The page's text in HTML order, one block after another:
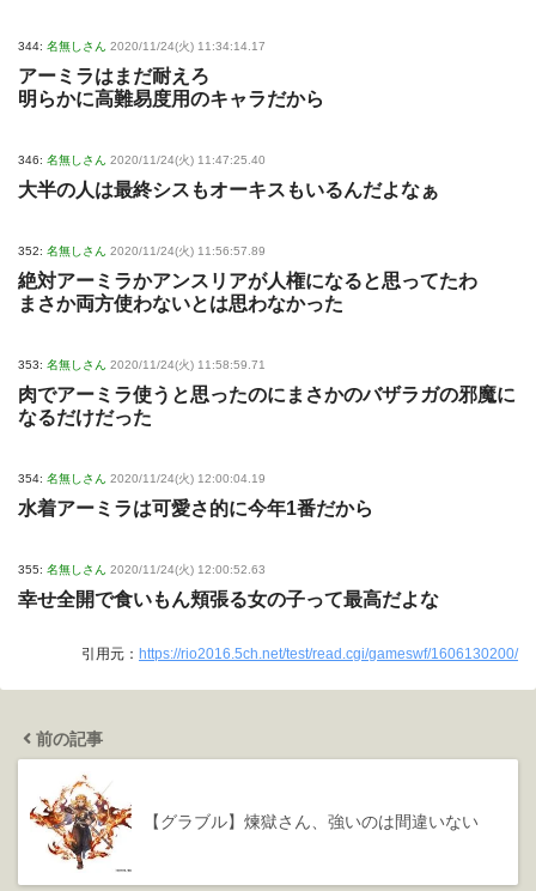
344: 名無しさん 2020/11/24(火) 11:34:14.17
アーミラはまだ耐えろ
明らかに高難易度用のキャラだから
346: 名無しさん 2020/11/24(火) 11:47:25.40
大半の人は最終シスもオーキスもいるんだよなぁ
352: 名無しさん 2020/11/24(火) 11:56:57.89
絶対アーミラかアンスリアが人権になると思ってたわ
まさか両方使わないとは思わなかった
353: 名無しさん 2020/11/24(火) 11:58:59.71
肉でアーミラ使うと思ったのにまさかのバザラガの邪魔に
なるだけだった
354: 名無しさん 2020/11/24(火) 12:00:04.19
水着アーミラは可愛さ的に今年1番だから
355: 名無しさん 2020/11/24(火) 12:00:52.63
幸せ全開で食いもん頬張る女の子って最高だよな
引用元： https://rio2016.5ch.net/test/read.cgi/gameswf/1606130200/
前の記事
【グラブル】煉獄さん、強いのは間違いない